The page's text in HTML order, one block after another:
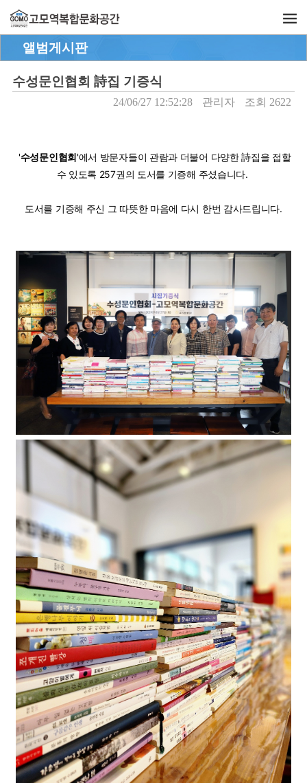
앨범게시판
수성문인협회 詩집 기증식
24/06/27 12:52:28 관리자 조회 2622
'수성문인협회'에서 방문자들이 관람과 더불어 다양한詩집을 접할
수 있도록 257권의 도서를 기증해 주셨습니다.
도서를 기증해 주신 그 따뜻한 마음에 다시 한번 감사드립니다.